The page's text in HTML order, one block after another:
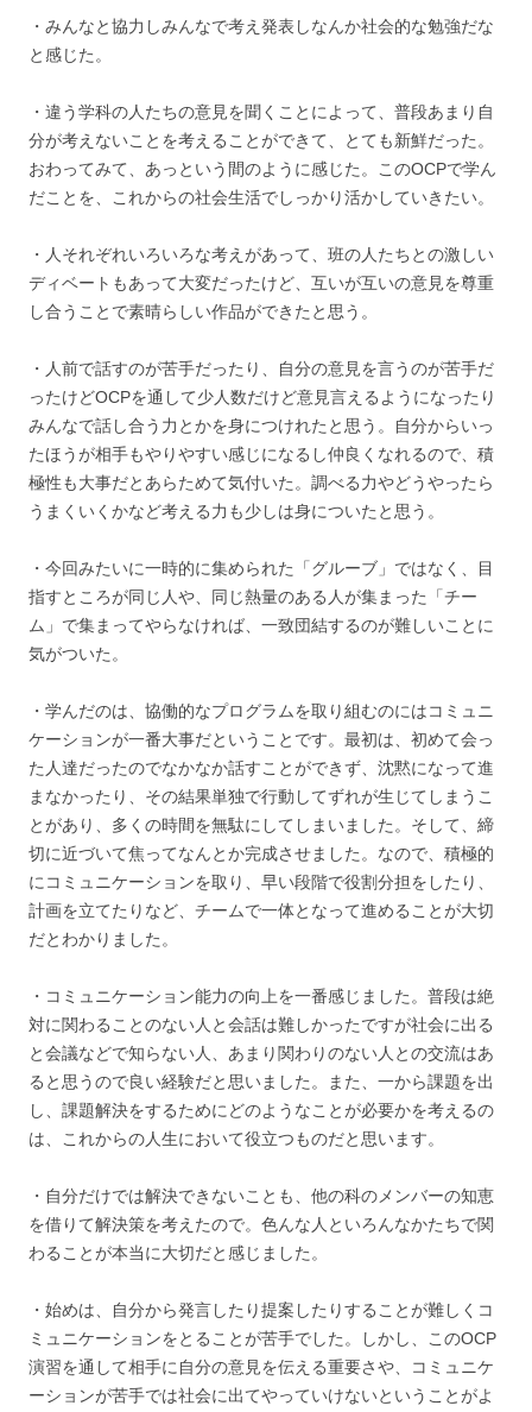
・みんなと協力しみんなで考え発表しなんか社会的な勉強だな
と感じた。
・違う学科の人たちの意見を聞くことによって、普段あまり自
分が考えないことを考えることができて、とても新鮮だった。
おわってみて、あっという間のように感じた。このOCPで学ん
だことを、これからの社会生活でしっかり活かしていきたい。
・人それぞれいろいろな考えがあって、班の人たちとの激しい
ディベートもあって大変だったけど、互いが互いの意見を尊重
し合うことで素晴らしい作品ができたと思う。
・人前で話すのが苦手だったり、自分の意見を言うのが苦手だ
ったけどOCPを通して少人数だけど意見言えるようになったり
みんなで話し合う力とかを身につけれたと思う。自分からいっ
たほうが相手もやりやすい感じになるし仲良くなれるので、積
極性も大事だとあらためて気付いた。調べる力やどうやったら
うまくいくかなど考える力も少しは身についたと思う。
・今回みたいに一時的に集められた「グルーブ」ではなく、目
指すところが同じ人や、同じ熱量のある人が集まった「チー
ム」で集まってやらなければ、一致団結するのが難しいことに
気がついた。
・学んだのは、協働的なプログラムを取り組むのにはコミュニ
ケーションが一番大事だということです。最初は、初めて会っ
た人達だったのでなかなか話すことができず、沈黙になって進
まなかったり、その結果単独で行動してずれが生じてしまうこ
とがあり、多くの時間を無駄にしてしまいました。そして、締
切に近づいて焦ってなんとか完成させました。なので、積極的
にコミュニケーションを取り、早い段階で役割分担をしたり、
計画を立てたりなど、チームで一体となって進めることが大切
だとわかりました。
・コミュニケーション能力の向上を一番感じました。普段は絶
対に関わることのない人と会話は難しかったですが社会に出る
と会議などで知らない人、あまり関わりのない人との交流はあ
ると思うので良い経験だと思いました。また、一から課題を出
し、課題解決をするためにどのようなことが必要かを考えるの
は、これからの人生において役立つものだと思います。
・自分だけでは解決できないことも、他の科のメンバーの知恵
を借りて解決策を考えたので。色んな人といろんなかたちで関
わることが本当に大切だと感じました。
・始めは、自分から発言したり提案したりすることが難しくコ
ミュニケーションをとることが苦手でした。しかし、このOCP
演習を通して相手に自分の意見を伝える重要さや、コミュニケ
ーションが苦手では社会に出てやっていけないということがよ